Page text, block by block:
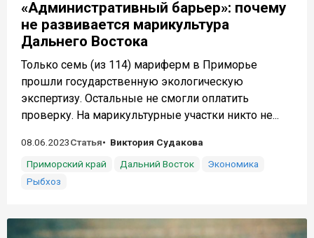
«Административный барьер»: почему
не развивается марикультура
Дальнего Востока
Только семь (из 114) мариферм в Приморье
прошли государственную экологическую
экспертизу. Остальные не смогли оплатить
проверку. На марикультурные участки никто не...
08.06.2023Статья
Виктория Судакова
Приморский край
Дальний Восток
Экономика
Рыбхоз